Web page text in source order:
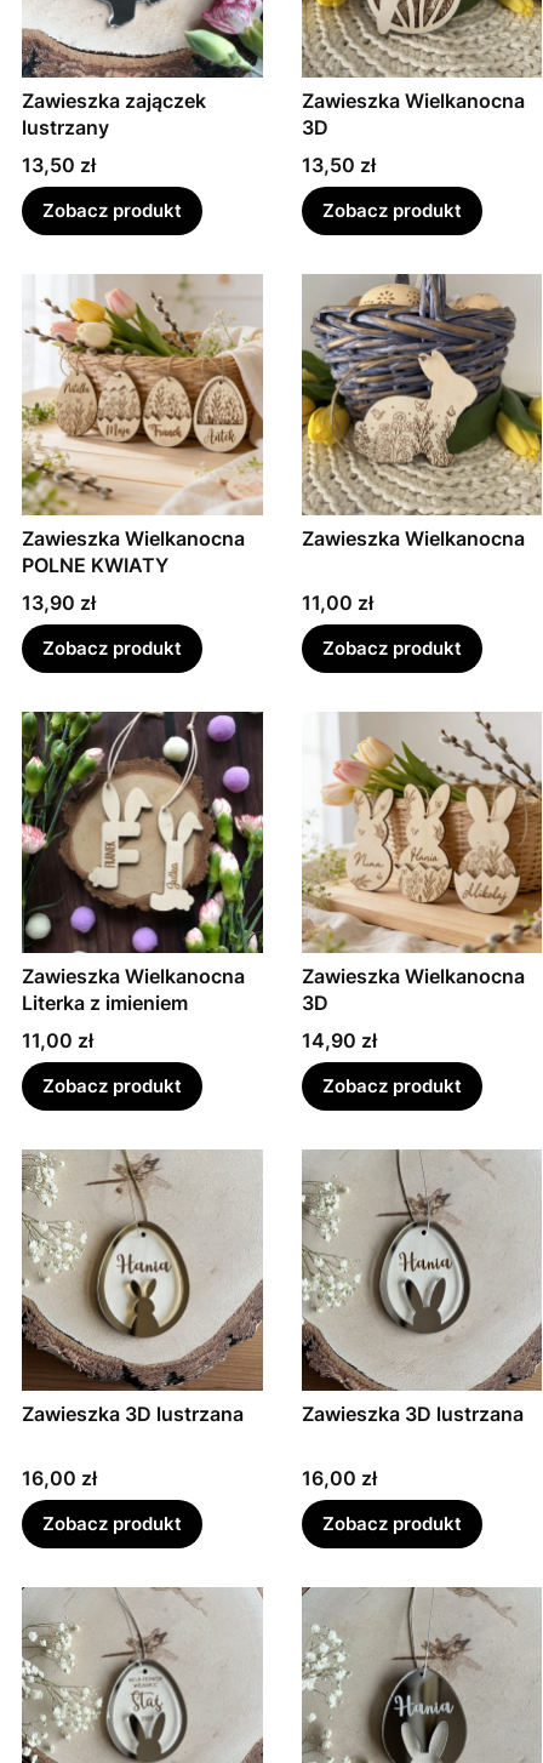
Zawieszka zajączek
lustrzany
Cena
13,50 zł
Zobacz produkt
Zawieszka Wielkanocna
3D
Cena
13,50 zł
Zobacz produkt
Zawieszka Wielkanocna
POLNE KWIATY
Cena
13,90 zł
Zobacz produkt
Zawieszka Wielkanocna
Cena
11,00 zł
Zobacz produkt
Zawieszka Wielkanocna
Literka z imieniem
Cena
11,00 zł
Zobacz produkt
Zawieszka Wielkanocna
3D
Cena
14,90 zł
Zobacz produkt
Zawieszka 3D lustrzana
Cena
16,00 zł
Zobacz produkt
Zawieszka 3D lustrzana
Cena
16,00 zł
Zobacz produkt